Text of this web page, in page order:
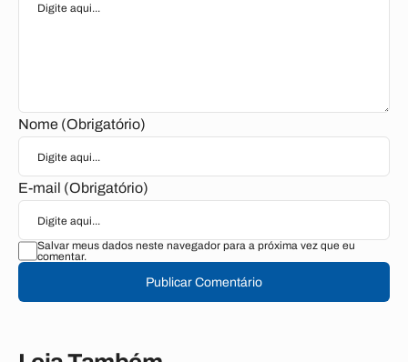
Nome (Obrigatório)
E-mail (Obrigatório)
Salvar meus dados neste navegador para a próxima vez que eu
comentar.
Publicar Comentário